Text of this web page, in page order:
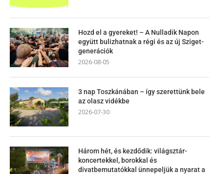
Hozd el a gyereket! – A Nulladik Napon
együtt bulizhatnak a régi és az új Sziget-
generációk
2026-08-05
3 nap Toszkánában – így szerettünk bele
az olasz vidékbe
2026-07-30
Három hét, és kezdődik: világsztár-
koncertekkel, borokkal és
divatbemutatókkal ünnepeljük a nyarat a